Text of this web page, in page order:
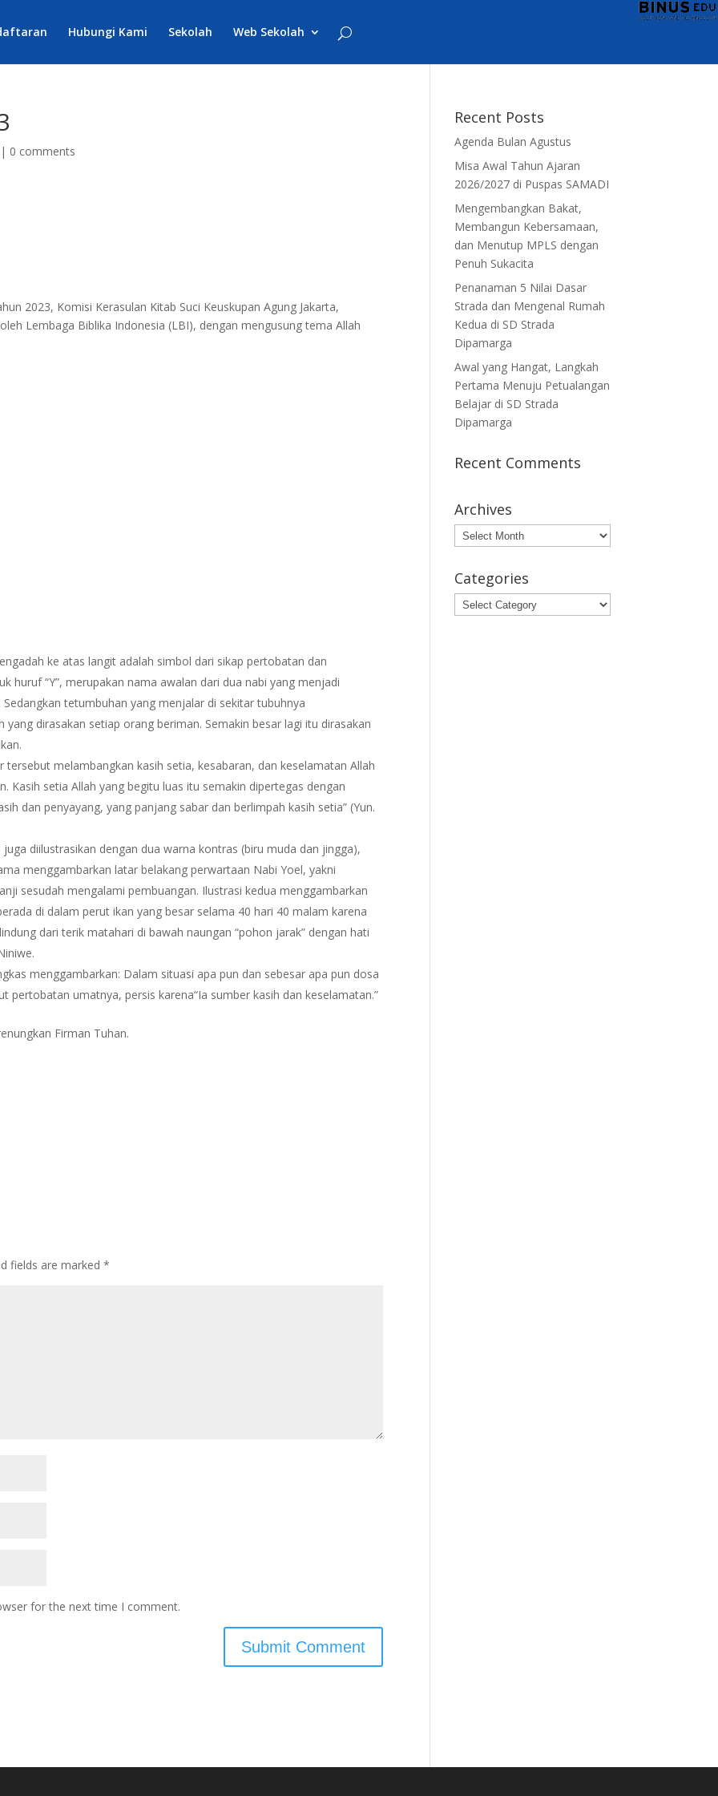
Hubungi Kami Sekolah Web Sekolah
| 0 comments
2023, Komisi Kerasulan Kitab Suci Keuskupan Agung Jakarta,
Lembaga Biblika Indonesia (LBI), dengan mengusung tema Allah
ke atas langit adalah simbol dari sikap pertobatan dan
huruf “Y”, merupakan nama awalan dari dua nabi yang menjadi
tetumbuhan yang menjalar di sekitar tubuhnya
dirasakan setiap orang beriman. Semakin besar lagi itu dirasakan
melambangkan kasih setia, kesabaran, dan keselamatan Allah
Kasih setia Allah yang begitu luas itu semakin dipertegas dengan
dan penyayang, yang panjang sabar dan berlimpah kasih setia” (Yun.
diilustrasikan dengan dua warna kontras (biru muda dan jingga),
menggambarkan latar belakang perwartaan Nabi Yoel, yakni
sesudah mengalami pembuangan. Ilustrasi kedua menggambarkan
di dalam perut ikan yang besar selama 40 hari 40 malam karena
dari terik matahari di bawah naungan “pohon jarak” dengan hati
menggambarkan: Dalam situasi apa pun dan sebesar apa pun dosa
pertobatan umatnya, persis karena“Ia sumber kasih dan keselamatan.”
Firman Tuhan.
fields are marked*
for the next time I comment.
Recent Posts
Agenda Bulan Agustus
Misa Awal Tahun Ajaran
2026/2027 di Puspas SAMADI
Mengembangkan Bakat,
Membangun Kebersamaan,
dan Menutup MPLS dengan
Penuh Sukacita
Penanaman 5 Nilai Dasar
Strada dan Mengenal Rumah
Kedua di SD Strada
Dipamarga
Awal yang Hangat, Langkah
Pertama Menuju Petualangan
Belajar di SD Strada
Dipamarga
Recent Comments
Archives
Archives
Categories
Categories